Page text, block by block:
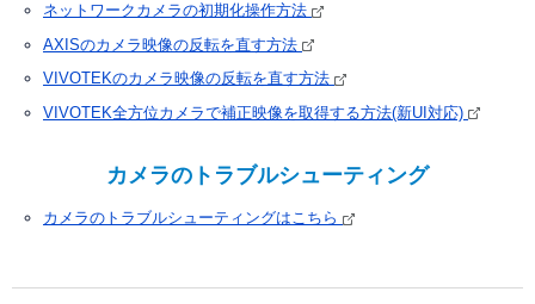
ネットワークカメラの初期化操作方法
AXISのカメラ映像の反転を直す方法
VIVOTEKのカメラ映像の反転を直す方法
VIVOTEK全方位カメラで補正映像を取得する方法(新UI対応)
カメラのトラブルシューティング
カメラのトラブルシューティングはこちら